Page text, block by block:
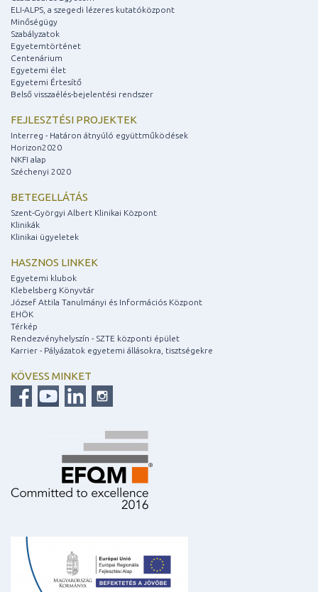
ELI-ALPS, a szegedi lézeres kutatóközpont
Minőségügy
Szabályzatok
Egyetemtörténet
Centenárium
Egyetemi élet
Egyetemi Értesítő
Belső visszaélés-bejelentési rendszer
FEJLESZTÉSI PROJEKTEK
Interreg - Határon átnyúló együttműködések
Horizon2020
NKFI alap
Széchenyi 2020
BETEGELLÁTÁS
Szent-Györgyi Albert Klinikai Központ
Klinikák
Klinikai ügyeletek
HASZNOS LINKEK
Egyetemi klubok
Klebelsberg Könyvtár
József Attila Tanulmányi és Információs Központ
EHÖK
Térkép
Rendezvényhelyszín - SZTE központi épület
Karrier - Pályázatok egyetemi állásokra, tisztségekre
KÖVESS MINKET